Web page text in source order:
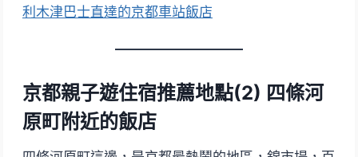
利木津巴士直達的京都車站飯店
京都親子遊住宿推薦地點(2) 四條河
原町附近的飯店